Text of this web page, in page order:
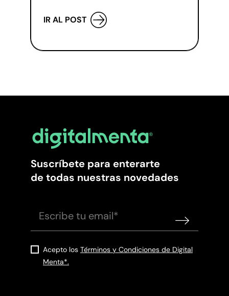
IR AL POST
Suscríbete para enterarte
de todas nuestras novedades
Acepto los Términos y Condiciones de Digital
Menta*.